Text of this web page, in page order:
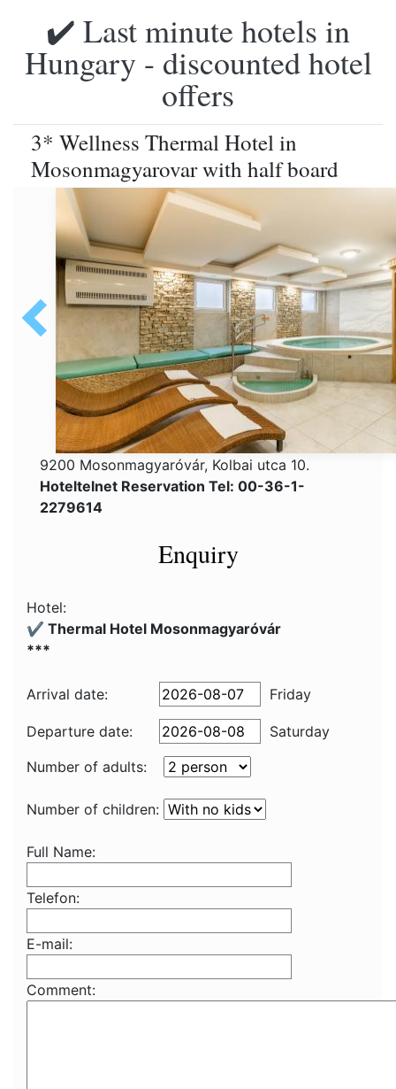
✔️ Last minute hotels in
Hungary - discounted hotel
offers
3* Wellness Thermal Hotel in
Mosonmagyarovar with half board
9200 Mosonmagyaróvár, Kolbai utca 10.
Hoteltelnet Reservation Tel: 00-36-1-
2279614
Enquiry
Hotel:
✔️ Thermal Hotel Mosonmagyaróvár
***
Arrival date: Friday
Departure date:
Saturday
Number of adults:
Number of children:
Full Name:
Telefon:
E-mail:
Comment: